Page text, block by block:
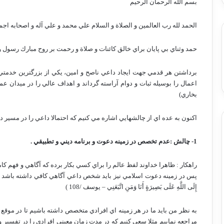
بسم الله الرحمان الرحيم
الحمد لله رب العالمين و الصلاة و السلام علي محمد و علي آله و اصحابه
حمد وثناي بي پايان براي خالق كائنات و صلاة و رحمت بر روح مبارك
برداشتن هر قدمي جهت ايجاد داعي ناصح و امين، يكي از بزرگترين
اعمال را بوسيله ثبات و دوام آراسته گرداند و اهداف عالي را در ميدان
بخاري)
اكنون به عده اي از چالشهايي اشاره مي كنيم كه احتمالا داعي را در مسير
1- چالش :عدم تخصص در زمينه دعوت و برنامه ديني و تطبيقي .
راهكار : ظاهرا خداوند لفظ عالم را براي كسي بكار برده كه آگاهي و
پس در زمينه دعوت اسلامي نيز بايد شخص داعي آگاهي كافي داشته
إِلَى اللَّهِ عَلَى بَصِيرَةٍ أَنَا وَمَنِ اتَّبَعَنِي – يوسف /108 )
به نظر من بايد ما در هر زمينه اي افرادي متخصص داشته باشيم تا در
مراجعه نماييم مثلا سعي كنيم كه در مدت زمان معيني افرادي را در